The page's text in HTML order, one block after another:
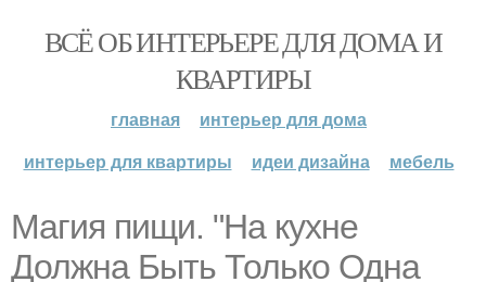
ВСЁ ОБ ИНТЕРЬЕРЕ ДЛЯ ДОМА И
КВАРТИРЫ
главная
интерьер для дома
интерьер для квартиры
идеи дизайна мебель
Магия пищи. "На кухне
Должна Быть Только Одна